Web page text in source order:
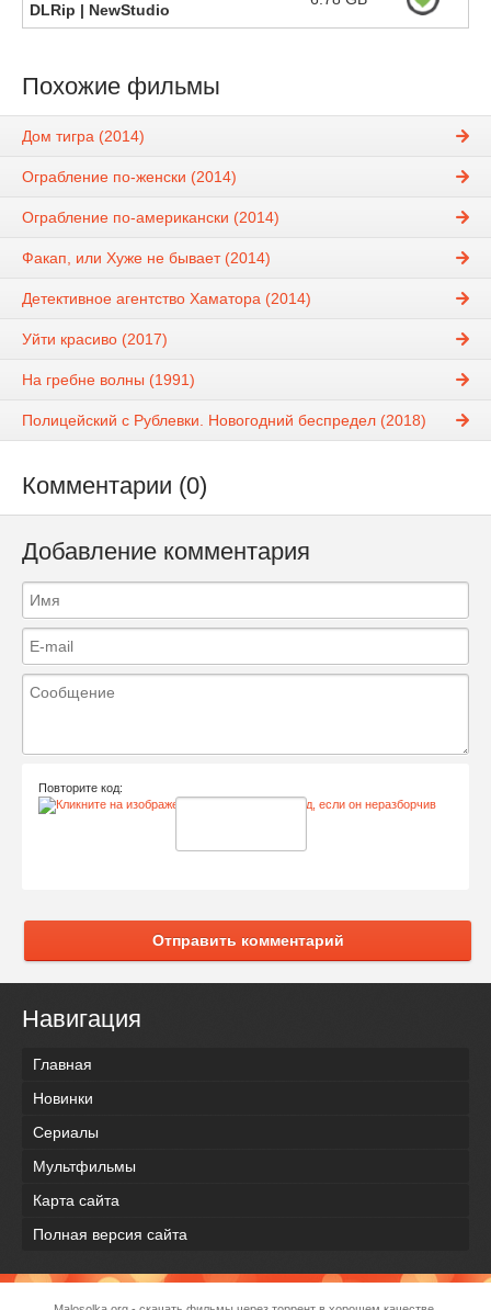
DLRip | NewStudio
Похожие фильмы
Дом тигра (2014)
Ограбление по-женски (2014)
Ограбление по-американски (2014)
Факап, или Хуже не бывает (2014)
Детективное агентство Хаматора (2014)
Уйти красиво (2017)
На гребне волны (1991)
Полицейский с Рублевки. Новогодний беспредел (2018)
Комментарии (0)
Добавление комментария
Повторите код:
Отправить комментарий
Навигация
Главная
Новинки
Сериалы
Мультфильмы
Карта сайта
Полная версия сайта